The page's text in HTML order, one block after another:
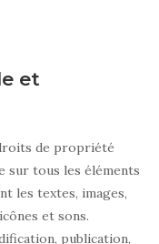
et
de propriété
sur tous les éléments
les textes, images,
et sons.
publication,